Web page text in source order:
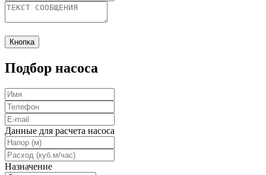
Кнопка
Подбор насоса
Данные для расчета насоса
Назначение